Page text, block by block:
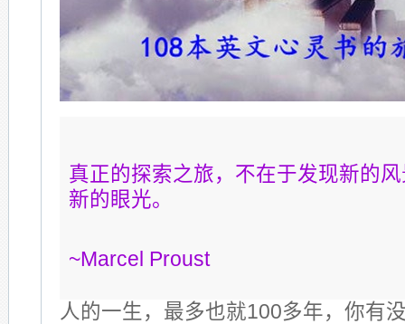
真正的探索之旅，不在于发现新的
新的眼光。
~Marcel Proust
人的一生，最多也就100多年，你有